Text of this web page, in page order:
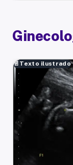
📄 Texto ilustrado